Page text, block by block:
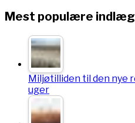
Mest populære indlæg
Miljøtilliden til den nye
uger